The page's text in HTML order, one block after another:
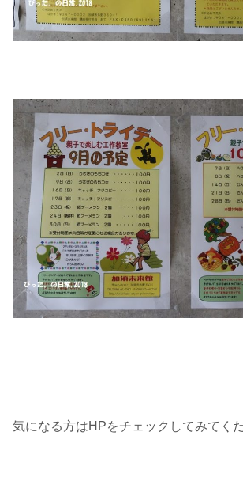
気になる方はHPをチェックしてみてく